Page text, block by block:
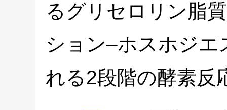
るグリセロリン脂
ション–ホスホジ
れる2段階の酵素反